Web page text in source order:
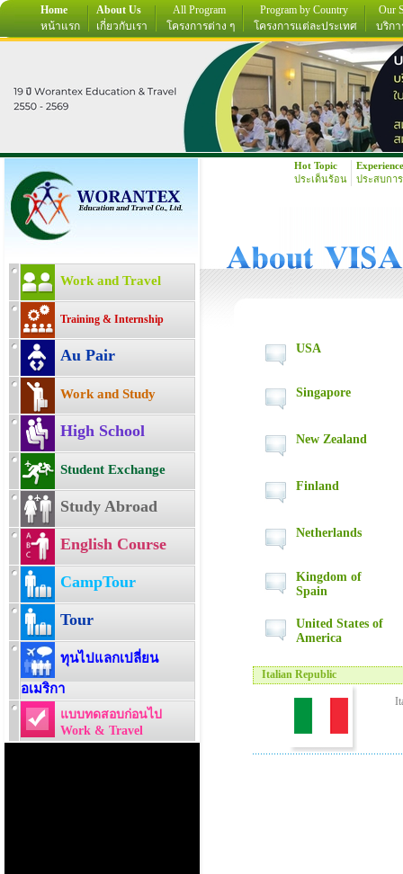
Home
หน้าแรก
About Us
เกี่ยวกับเรา
All Program
โครงการต่าง ๆ
Program by Country
โครงการแต่ละประเทศ
Our
บริกา
Work and Travel
Training & Internship
Au Pair
Work and Study
High School
Student Exchange
Study Abroad
English Course
CampTour
Tour
ทุนไปแลกเปลี่ยน
อเมริกา
แบบทดสอบก่อนไป
Work & Travel
Hot Topic
ประเด็นร้อน
Experience
ประสบกา
USA
Singapore
New Zealand
Finland
Netherlands
Kingdom of
Spain
United States of
America
Italian Republic